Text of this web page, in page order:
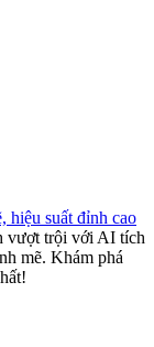
hiệu suất đỉnh cao
vượt trội với AI tích
mẽ. Khám phá